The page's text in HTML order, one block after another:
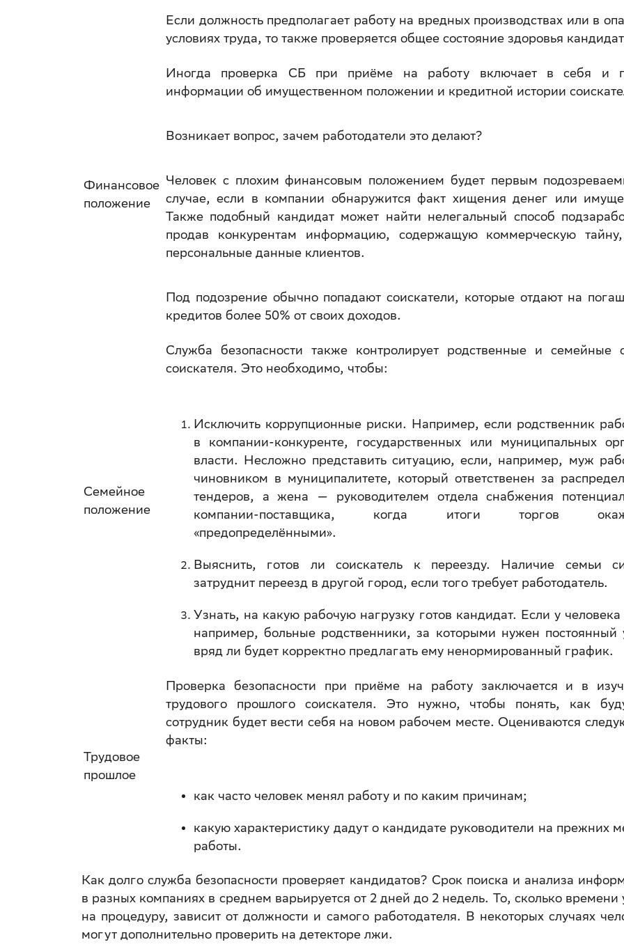
Если должность предполагает работу на вредных производствах или в
условиях труда, то также проверяется общее состояние здоровья
Финансовое
положение
Иногда проверка СБ при приёме на работу включает в себя и
информации об имущественном положении и кредитной истории
Возникает вопрос, зачем работодатели это делают?
Человек с плохим финансовым положением будет первым
случае, если в компании обнаружится факт хищения денег или
Также подобный кандидат может найти нелегальный способ
продав конкурентам информацию, содержащую коммерческую
персональные данные клиентов.
Под подозрение обычно попадают соискатели, которые отдают на
кредитов более 50% от своих доходов.
Семейное
положение
Служба безопасности также контролирует родственные и семейные
соискателя. Это необходимо, чтобы:
Исключить коррупционные риски. Например, если родственник
в компании-конкуренте, государственных или муниципальных
власти. Несложно представить ситуацию, если, например, муж
чиновником в муниципалитете, который ответственен за
тендеров, а жена — руководителем отдела снабжения
компании-поставщика, когда итоги торгов
«предопределёнными».
Выяснить, готов ли соискатель к переезду. Наличие семьи
затруднит переезд в другой город, если того требует работодатель.
Узнать, на какую рабочую нагрузку готов кандидат. Если у человека
например, больные родственники, за которыми нужен постоянный
вряд ли будет корректно предлагать ему ненормированный график.
Трудовое
прошлое
Проверка безопасности при приёме на работу заключается и в
трудового прошлого соискателя. Это нужно, чтобы понять, как
сотрудник будет вести себя на новом рабочем месте. Оцениваются
факты:
как часто человек менял работу и по каким причинам;
какую характеристику дадут о кандидате руководители на прежних
работы.
Как долго служба безопасности проверяет кандидатов? Срок поиска и анализа
в разных компаниях в среднем варьируется от 2 дней до 2 недель. То, сколько времени
на процедуру, зависит от должности и самого работодателя. В некоторых случаях
могут дополнительно проверить на детекторе лжи.